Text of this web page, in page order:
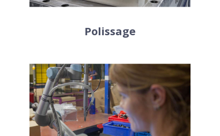
Polissage
Utilisez les robots industriels
collaboratifs pour les tâches de serrage.
Vous pouvez régler la tension en
fonction de vos besoins pour un vissage
sûr et contrôlé. L’UR3 permet une